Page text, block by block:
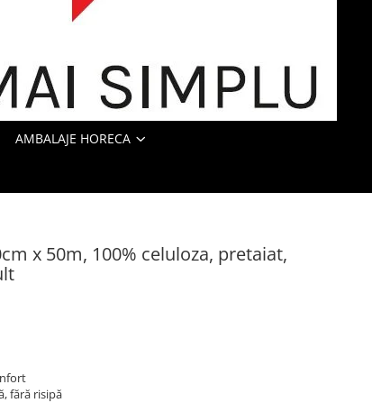
AMBALAJE HORECA
x 50m, 100% celuloza, pretaiat,
fără risipă